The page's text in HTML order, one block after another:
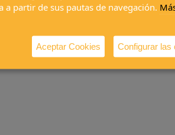
a partir de sus pautas de navegación.
Aceptar Cookies Configurar las